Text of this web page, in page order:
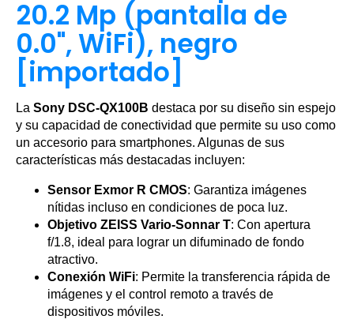
20.2 Mp (pantalla de
0.0", WiFi), negro
[importado]
La Sony DSC-QX100B destaca por su diseño sin espejo
y su capacidad de conectividad que permite su uso como
un accesorio para smartphones. Algunas de sus
características más destacadas incluyen:
Sensor Exmor R CMOS: Garantiza imágenes
nítidas incluso en condiciones de poca luz.
Objetivo ZEISS Vario-Sonnar T: Con apertura
f/1.8, ideal para lograr un difuminado de fondo
atractivo.
Conexión WiFi: Permite la transferencia rápida de
imágenes y el control remoto a través de
dispositivos móviles.